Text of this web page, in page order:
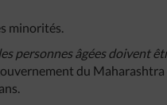
minorités.
personnes âgées doivent
du